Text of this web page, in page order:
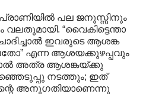
പ്രാണിയില്‍ പല ജനുസ്സിനും
“വൈകിട്ടെന്താ
ഇവരുടെ ആശങ്ക
എന്ന ആശയക്കുഴപ്പവും
അത്ര ആശങ്കയ്ക്കു
നടത്തും; ഇത്
അനുഗതിയാണെന്നു